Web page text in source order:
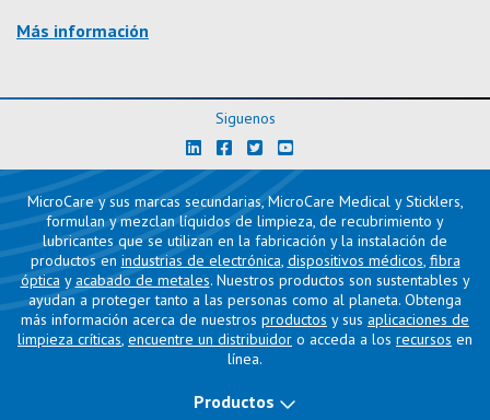
Más información
Siguenos
MicroCare y sus marcas secundarias, MicroCare Medical y Sticklers,
formulan y mezclan líquidos de limpieza, de recubrimiento y
lubricantes que se utilizan en la fabricación y la instalación de
productos en industrias de electrónica, dispositivos médicos, fibra
óptica y acabado de metales. Nuestros productos son sustentables y
ayudan a proteger tanto a las personas como al planeta. Obtenga
más información acerca de nuestros productos y sus aplicaciones de
limpieza críticas, encuentre un distribuidor o acceda a los recursos en
línea.
Productos